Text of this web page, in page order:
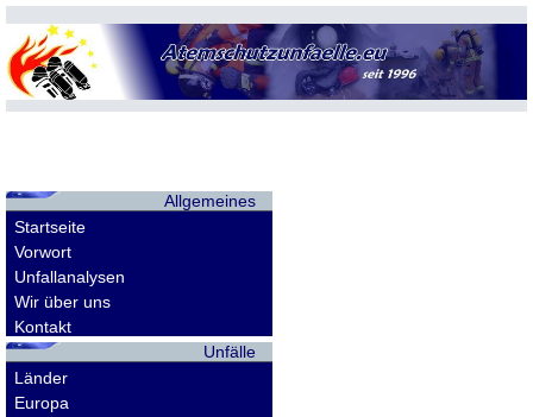
Allgemeines
Startseite
Vorwort
Unfallanalysen
Wir über uns
Kontakt
Unfälle
Länder
Europa